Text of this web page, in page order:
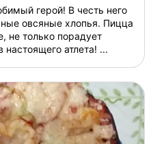
герой! В честь него
овсяные хлопья. Пицца
не только порадует
настоящего атлета! ...